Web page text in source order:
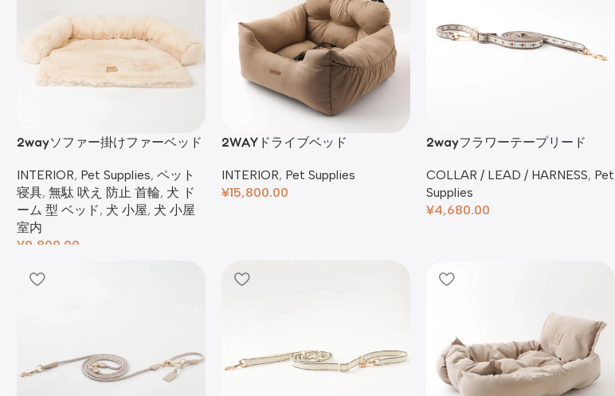
2wayソファー掛けファーベッド
INTERIOR, Pet Supplies, ペット
寝具, 無駄 吠え 防止 首輪, 犬 ド
ーム 型 ベッド​, 犬 小屋, 犬 小屋
室内
¥9,800.00
2WAYドライブベッド
INTERIOR, Pet Supplies
¥15,800.00
2wayフラワーテープリード
COLLAR / LEAD / HARNESS, Pet
Supplies
¥4,680.00